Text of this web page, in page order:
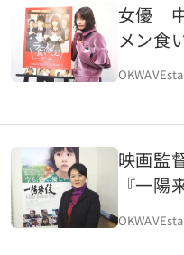
女優
メン食
アーカ
映画監
『一陽
く）Life
【